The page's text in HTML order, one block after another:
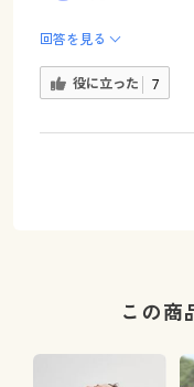
回答を見る
役に立った 7
この商